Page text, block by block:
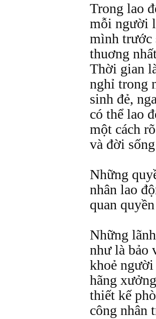
Trong lao
mỗi người
mình trước
thuơng
Thời gian
nghỉ trong
sinh đẻ,
có thể lao
một cách
và đời
Những
nhân lao
quan
Những
như là bảo
khoẻ người
hãng
thiết kế
công nhân